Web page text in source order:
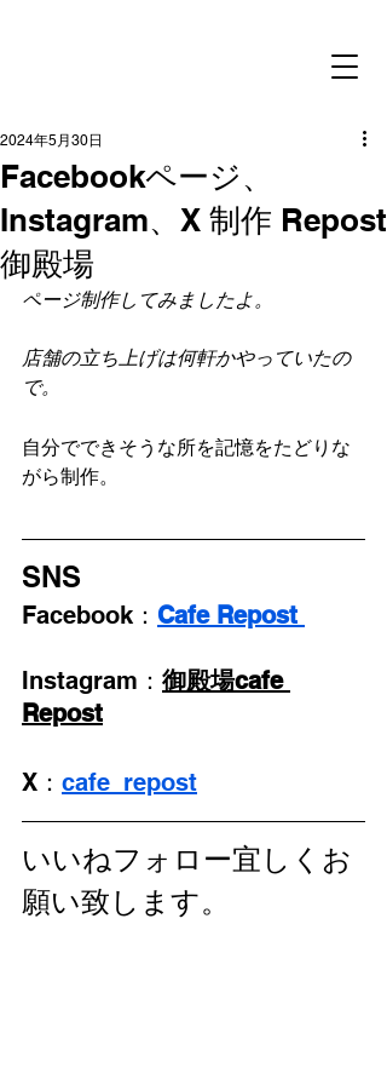
Facebookページ、
Instagram、X 制作 Repost
御殿場
2024年5月30日
ページ制作してみましたよ。
店舗の立ち上げは何軒かやっていたの
で。
自分でできそうな所を記憶をたどりな
がら制作。
SNS
Facebook： Cafe Repost
Instagram： 御殿場cafe
Repost
X： cafe_repost
いいねフォロー宜しくお
願い致します。